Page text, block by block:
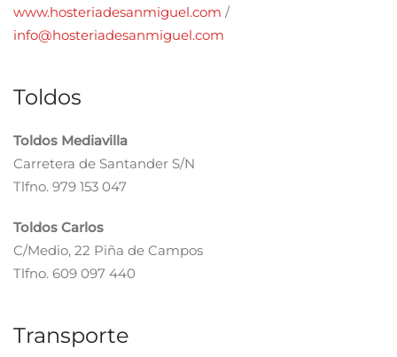
www.hosteriadesanmiguel.com /
info@hosteriadesanmiguel.com
Toldos
Toldos Mediavilla
Carretera de Santander S/N
Tlfno. 979 153 047
Toldos Carlos
C/Medio, 22 Piña de Campos
Tlfno. 609 097 440
Transporte